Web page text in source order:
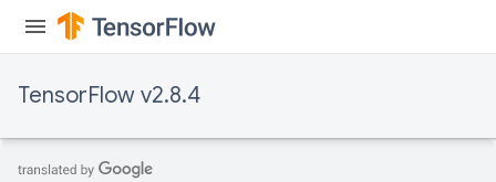
TensorFlow v2.8.4